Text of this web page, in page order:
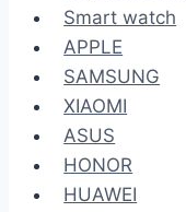
Smart watch
APPLE
SAMSUNG
XIAOMI
ASUS
HONOR
HUAWEI